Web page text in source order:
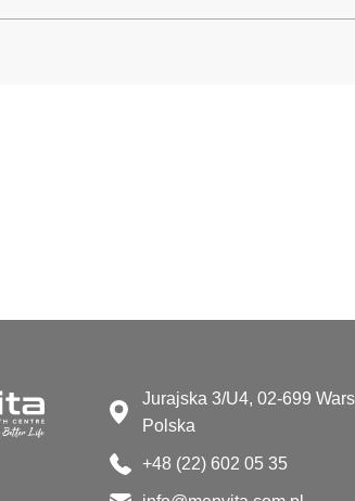
Jurajska 3/U4, 02-699
Polska
+48 (22) 602 05 35